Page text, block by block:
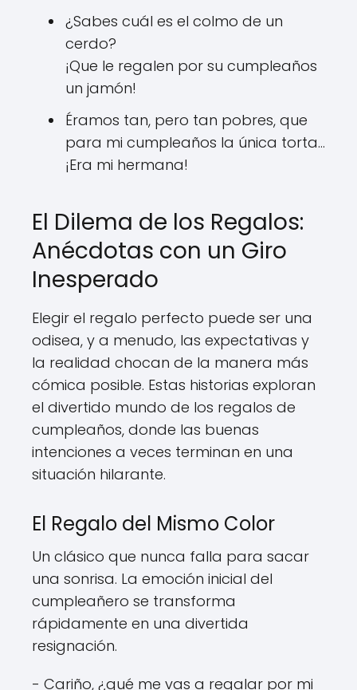
¿Sabes cuál es el colmo de un
cerdo?
¡Que le regalen por su cumpleaños
un jamón!
Éramos tan, pero tan pobres, que
para mi cumpleaños la única torta...
¡Era mi hermana!
El Dilema de los Regalos:
Anécdotas con un Giro
Inesperado
Elegir el regalo perfecto puede ser una
odisea, y a menudo, las expectativas y
la realidad chocan de la manera más
cómica posible. Estas historias exploran
el divertido mundo de los regalos de
cumpleaños, donde las buenas
intenciones a veces terminan en una
situación hilarante.
El Regalo del Mismo Color
Un clásico que nunca falla para sacar
una sonrisa. La emoción inicial del
cumpleañero se transforma
rápidamente en una divertida
resignación.
- Cariño, ¿qué me vas a regalar por mi